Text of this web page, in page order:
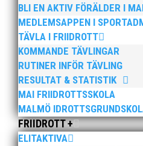
BLI EN AKTIV FÖRÄLDER I
MEDLEMSAPPEN I
TÄVLA I FRIIDROTT
KOMMANDE TÄVLINGAR
RUTINER INFÖR TÄVLING
RESULTAT & STATISTIK
MAI FRIIDROTTSSKOLA
MALMÖ
FRIIDROTT +
ELITAKTIVA
När restriktionerna
olika
Läs mer